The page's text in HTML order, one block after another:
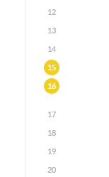
12
13
14
15
16
17
18
19
20